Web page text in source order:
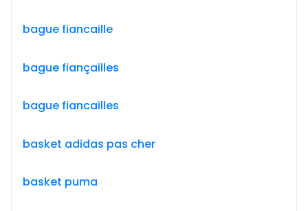
bague fiancaille
bague fiançailles
bague fiancailles
basket adidas pas cher
basket puma